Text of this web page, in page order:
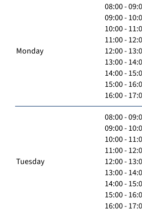
Monday
08:00 -
09:00 -
10:00 -
11:00 -
12:00 -
13:00 -
14:00 -
15:00 -
16:00 -
Tuesday
08:00 -
09:00 -
10:00 -
11:00 -
12:00 -
13:00 -
14:00 -
15:00 -
16:00 -